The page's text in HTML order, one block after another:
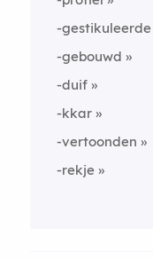
-gestikuleerde
-gebouwd
-duif
-kkar
-vertoonden
-rekje